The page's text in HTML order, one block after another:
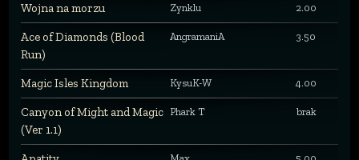
Wojna na morzu Zynklu 2.00
Ace of Diamonds (Blood
Run)
AngramaniA 3.50
Magic Isles Kingdom KysuK-W 4.00
Canyon of Might and Magic
(Ver 1.1)
Phark T brak